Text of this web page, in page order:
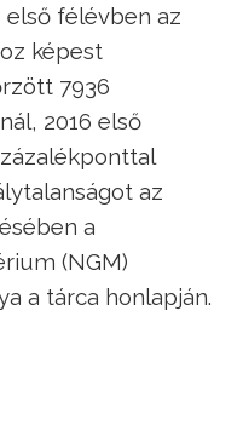
első félévben az
képest
7936
2016 első
az
a
(NGM)
a tárca honlapján.